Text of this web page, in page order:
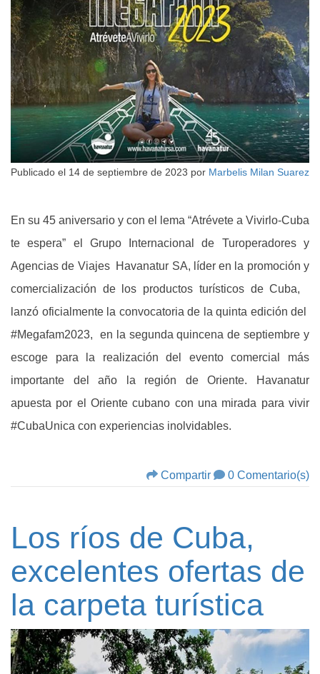
Publicado el 14 de septiembre de 2023 por Marbelis Milan Suarez
En su 45 aniversario y con el lema “Atrévete a Vivirlo-Cuba
te espera” el Grupo Internacional de Turoperadores y
Agencias de Viajes Havanatur SA, líder en la promoción y
comercialización de los productos turísticos de Cuba,
lanzó oficialmente la convocatoria de la quinta edición del
#Megafam2023, en la segunda quincena de septiembre y
escoge para la realización del evento comercial más
importante del año la región de Oriente. Havanatur
apuesta por el Oriente cubano con una mirada para vivir
#CubaUnica con experiencias inolvidables.
Compartir 0 Comentario(s)
Los ríos de Cuba,
excelentes ofertas de
la carpeta turística